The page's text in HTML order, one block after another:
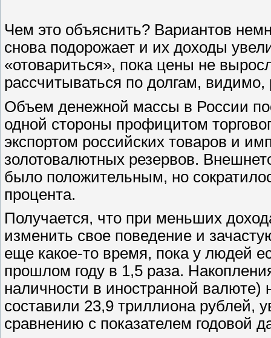
Чем это объяснить? Вариантов
снова подорожает и их доходы
«отовариться», пока цены не
рассчитываться по долгам,
Объем денежной массы в России
одной стороны профицитом
экспортом российских товаров и
золотовалютных резервов.
было положительным, но
процента.
Получается, что при меньших
изменить свое поведение и
еще какое-то время, пока у людей
прошлом году в 1,5 раза.
наличности в иностранной валюте)
составили 23,9 триллиона рублей,
сравнению с показателем годовой